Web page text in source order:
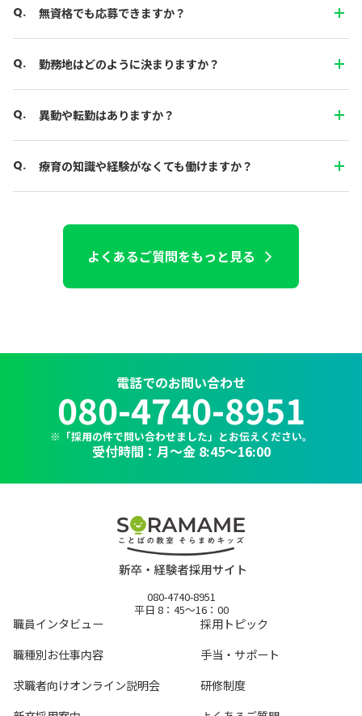
無資格でも応募できますか？
勤務地はどのように決まりますか？
異動や転勤はありますか？
療育の知識や経験がなくても働けますか？
よくあるご質問をもっと見る
電話でのお問い合わせ
080-4740-8951
※「採用の件で問い合わせました」とお伝えください。
受付時間：月～金 8:45〜16:00
080-4740-8951
平日 8：45～16：00
職員インタビュー
採用トピック
職種別お仕事内容
手当・サポート
求職者向けオンライン説明会
研修制度